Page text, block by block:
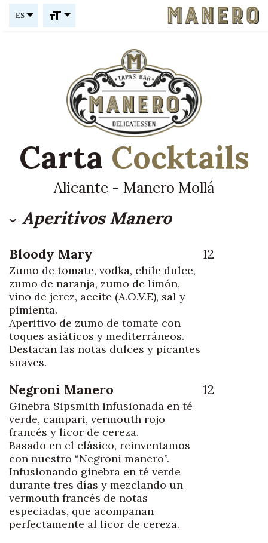
ES
Carta Cocktails
Alicante - Manero Mollá
Aperitivos Manero
Bloody Mary
Zumo de tomate, vodka, chile dulce,
zumo de naranja, zumo de limón,
vino de jerez, aceite (A.O.V.E), sal y
pimienta.
Aperitivo de zumo de tomate con
toques asiáticos y mediterráneos.
Destacan las notas dulces y picantes
suaves.
12
Negroni Manero
Ginebra Sipsmith infusionada en té
verde, campari, vermouth rojo
francés y licor de cereza.
Basado en el clásico, reinventamos
con nuestro “Negroni manero”.
Infusionando ginebra en té verde
durante tres días y mezclando un
vermouth francés de notas
especiadas, que acompañan
perfectamente al licor de cereza.
12